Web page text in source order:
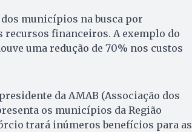
municípios na busca por
recursos financeiros. A exemplo do
uma redução de 70% nos custos
da AMAB (Associação dos
os municípios da Região
trará inúmeros benefícios para as